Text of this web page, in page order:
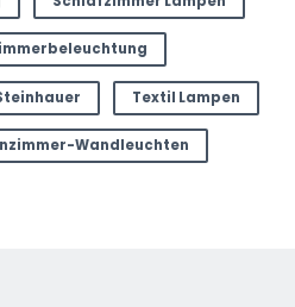
Textil Lampen
Wandleuchten